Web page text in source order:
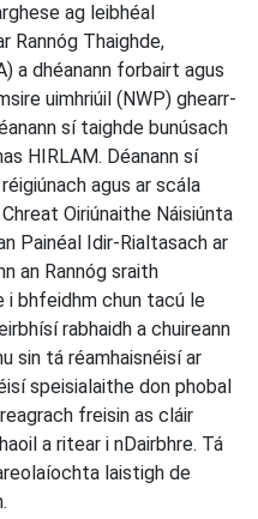
ag leibhéal
Rannóg Thaighde,
a dhéanann forbairt agus
uimhriúil (NWP) ghearr-
sí taighde bunúsach
HIRLAM. Déanann sí
agus ar scála
Oiriúnaithe Náisiúnta
Painéal Idir-Rialtasach ar
an Rannóg sraith
i bhfeidhm chun tacú le
rabhaidh a chuireann
sin tá réamhaisnéisí ar
speisialaithe don phobal
freisin as cláir
a ritear i nDairbhre. Tá
laistigh de